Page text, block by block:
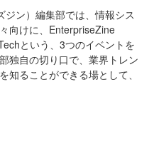
ン）編集部では、情報シス
向けに、EnterpriseZine
という、3つのイベントを
独自の切り口で、業界トレン
知ることができる場として、